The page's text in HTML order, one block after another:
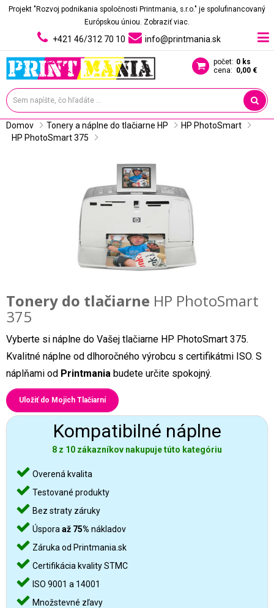
Projekt "Rozvoj podnikania spoločnosti Printmania, s.r.o." je spolufinancovaný
Európskou úniou. Zobraziť viac.
+421 46/312 70 10 info@printmania.sk
počet: 0 ks
cena: 0,00 €
Domov Tonery a náplne do tlačiarne HP
HP PhotoSmart
HP PhotoSmart 375
Tonery do tlačiarne HP PhotoSmart
375
Vyberte si náplne do Vašej tlačiarne HP PhotoSmart 375.
Kvalitné náplne od dlhoročného výrobcu s certifikátmi ISO. S
náplňami od Printmania budete určite spokojný.
Uložiť do Mojich Tlačiarní
Kompatibilné náplne
8 z 10 zákazníkov nakupuje túto kategóriu
Overená kvalita
Testované produkty
Bez straty záruky
Úspora až 75% nákladov
Záruka od Printmania.sk
Certifikácia kvality STMC
ISO 9001 a 14001
Množstevné zľavy